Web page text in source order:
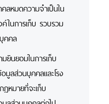
หมดความจำเป็นใน
ในการเก็บ รวบรวม
คคล
นยอมในการเก็บ
มูลส่วนบุคคลและโรง
หมายที่จะเก็บ